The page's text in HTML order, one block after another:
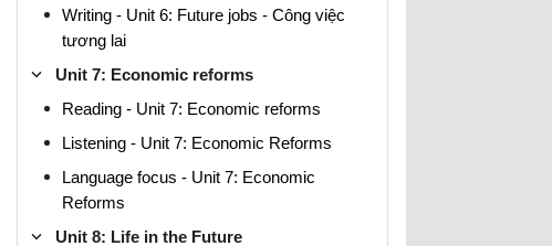
Writing - Unit 6: Future jobs - Công việc
tương lai
Unit 7: Economic reforms
Reading - Unit 7: Economic reforms
Listening - Unit 7: Economic Reforms
Language focus - Unit 7: Economic
Reforms
Unit 8: Life in the Future